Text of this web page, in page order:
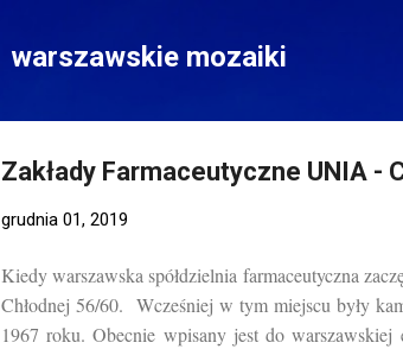
warszawskie mozaiki
Zakłady Farmaceutyczne UNIA -
grudnia 01, 2019
Kiedy warszawska spółdzielnia farmaceutyczna
Chłodnej 56/60. Wcześniej w tym miejscu były
1967 roku. Obecnie wpisany jest do